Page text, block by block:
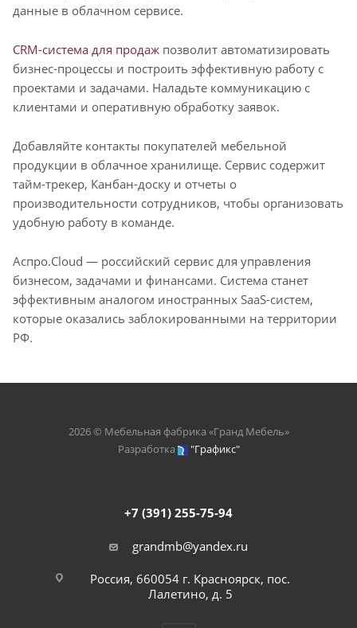
данные в облачном сервисе.
CRM-система для продаж позволит автоматизировать
бизнес-процессы и построить эффективную работу с
проектами и задачами. Наладьте коммуникацию с
клиентами и оперативную обработку заявок.
Добавляйте контакты покупателей мебельной
продукции в облачное хранилище. Сервис содержит
тайм-трекер, Канбан-доску и отчеты о
производительности сотрудников, чтобы организовать
удобную работу в команде.
Аспро.Cloud — российский сервис для управления
бизнесом, задачами и финансами. Система станет
эффективным аналогом иностранных SaaS-систем,
которые оказались заблокированными на территории
РФ.
2026 © Мебельная фабрика «Гранд Мебель»
Разработка
"Графикс"
+7 (391) 255-75-94
grandmb@yandex.ru
Россия, 660054 г. Красноярск, пос.
Лалетино, д. 5